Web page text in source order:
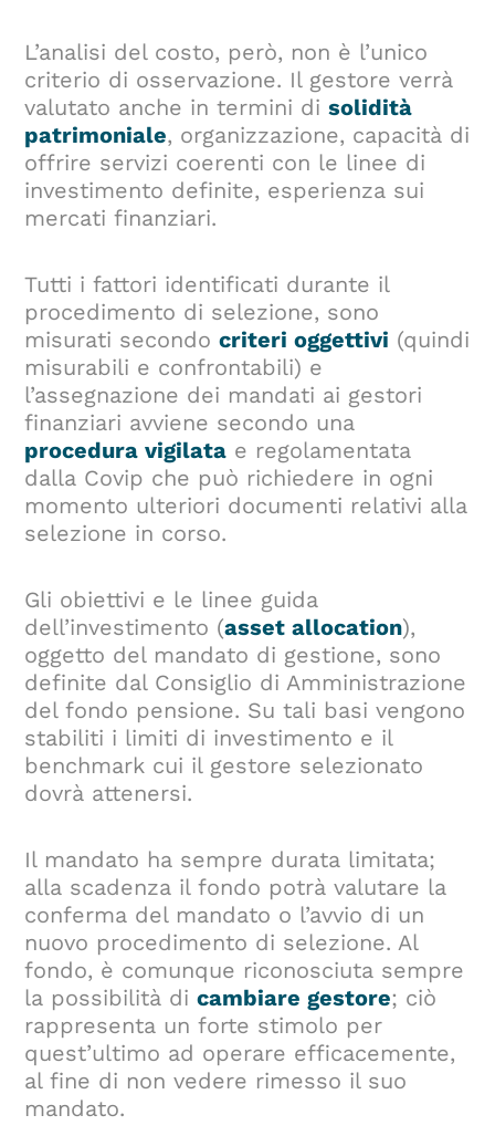
L’analisi del costo, però, non è l’unico
criterio di osservazione. Il gestore verrà
valutato anche in termini disolidità
patrimoniale, organizzazione, capacità di
offrire servizi coerenti con le linee di
investimento definite, esperienza sui
mercati finanziari.
Tutti i fattori identificati durante il
procedimento di selezione, sono
misurati secondocriteri oggettivi (quindi
misurabili e confrontabili) e
l’assegnazione dei mandati ai gestori
finanziari avviene secondo una
procedura vigilata e regolamentata
dalla Covip che può richiedere in ogni
momento ulteriori documenti relativi alla
selezione in corso.
Gli obiettivi e le linee guida
dell’investimento (asset allocation),
oggetto del mandato di gestione, sono
definite dal Consiglio di Amministrazione
del fondo pensione. Su tali basi vengono
stabiliti i limiti di investimento e il
benchmark cui il gestore selezionato
dovrà attenersi.
Il mandato ha sempre durata limitata;
alla scadenza il fondo potrà valutare la
conferma del mandato o l’avvio di un
nuovo procedimento di selezione. Al
fondo, è comunque riconosciuta sempre
la possibilità dicambiare gestore; ciò
rappresenta un forte stimolo per
quest’ultimo ad operare efficacemente,
al fine di non vedere rimesso il suo
mandato.